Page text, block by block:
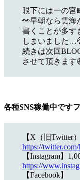
眼下には一の宮
👀早朝なら雲海
書くことが多す
しまいました
続きは次回
させて頂きます
各種SNS稼働中です
【X（旧Twitter
https://
【Instagram】
https://
【Facebook】